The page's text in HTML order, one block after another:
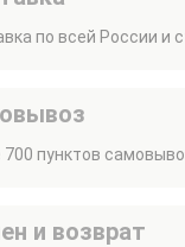
по всей России и
700 пунктов
и возврат